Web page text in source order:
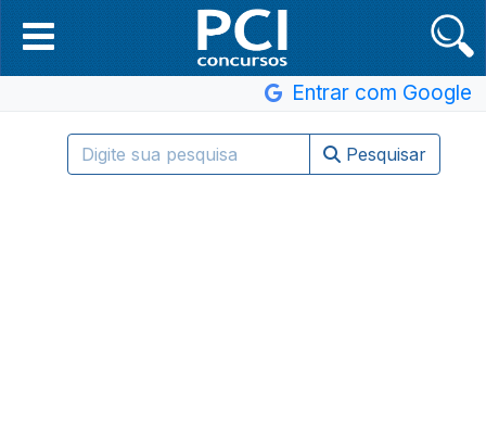
Entrar com Google
Pesquisar